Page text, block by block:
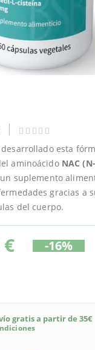
esta
aminoácido NAC
suplemento
gracias a
del cuerpo.
-16%
gratis a partir de 35€